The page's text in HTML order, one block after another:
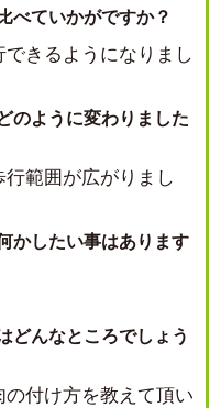
べていかがですか？
きるようになりまし
のように変わりました
範囲が広がりまし
かしたい事はあります
どんなところでしょう
付け方を教えて頂い